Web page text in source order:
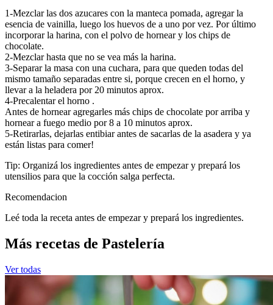
1-Mezclar las dos azucares con la manteca pomada, agregar la
esencia de vainilla, luego los huevos de a uno por vez. Por último
incorporar la harina, con el polvo de hornear y los chips de
chocolate.
2-Mezclar hasta que no se vea más la harina.
3-Separar la masa con una cuchara, para que queden todas del
mismo tamaño separadas entre si, porque crecen en el horno, y
llevar a la heladera por 20 minutos aprox.
4-Precalentar el horno .
Antes de hornear agregarles más chips de chocolate por arriba y
hornear a fuego medio por 8 a 10 minutos aprox.
5-Retirarlas, dejarlas entibiar antes de sacarlas de la asadera y ya
están listas para comer!
Tip: Organizá los ingredientes antes de empezar y prepará los
utensilios para que la cocción salga perfecta.
Recomendacion
Leé toda la receta antes de empezar y prepará los ingredientes.
Más recetas de Pastelería
Ver todas